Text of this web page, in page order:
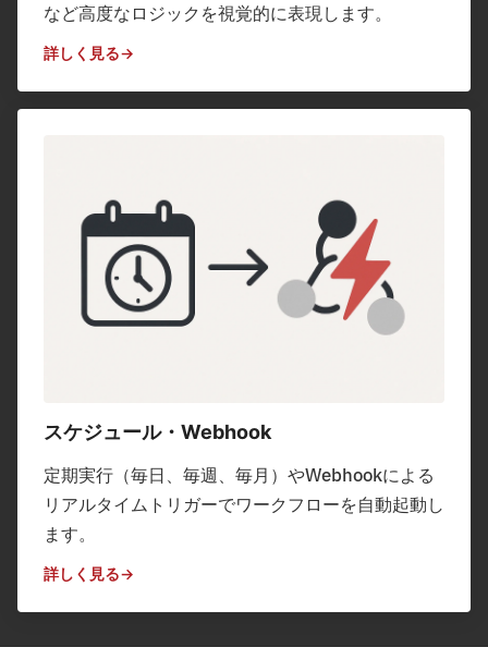
など高度なロジックを視覚的に表現します。
詳しく見る
スケジュール・Webhook
定期実行（毎日、毎週、毎月）やWebhookによる
リアルタイムトリガーでワークフローを自動起動し
ます。
詳しく見る